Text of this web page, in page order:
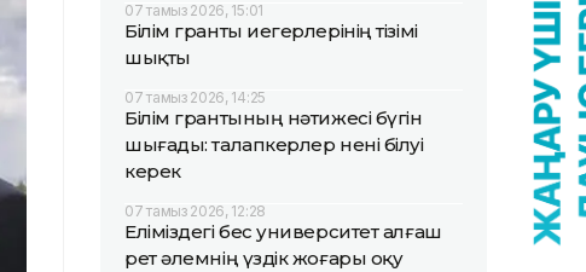
07 тамыз 2026, 15:01
Білім гранты иегерлерінің тізімі
шықты
07 тамыз 2026, 14:25
Білім грантының нәтижесі бүгін
шығады: талапкерлер нені білуі
керек
07 тамыз 2026, 12:28
Еліміздегі бес университет алғаш
рет әлемнің үздік жоғары оқу